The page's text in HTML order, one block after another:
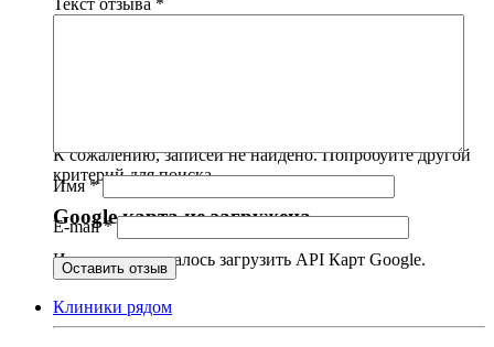
К сожалению, записей не найдено. Попробуйте другой
критерий для поиска.
Google карта не загружена
Извините, не удалось загрузить API Карт Google.
Имя*
E-mail*
Клиники рядом